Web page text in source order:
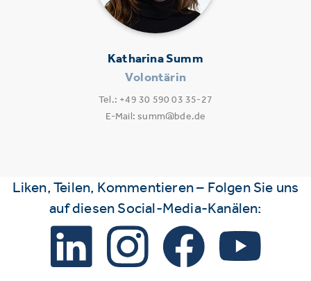
Katharina Summ
Volontärin
Tel.: +49 30 590 03 35-27
E-Mail: summ@bde.de
Liken, Teilen, Kommentieren – Folgen Sie uns
auf diesen Social-Media-Kanälen: